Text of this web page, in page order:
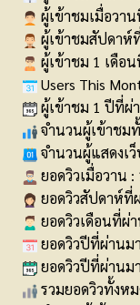
ผู้เข้าชมเมื่อวา
ผู้เข้าชมสัปดาห์
ผู้เข้าชม 1 เดือ
Users This
ผู้เข้าชม 1 ปีที่ผ่
จำนวนผู้เข้าชม
จำนวนผู้แสดงเ
ยอดวิวเมื่อวาน :
ยอดวิวสัปดาห์ที่
ยอดวิวเดือนที่ผ่
ยอดวิวปีที่ผ่านม
ยอดวิวปีที่ผ่านม
รวมยอดวิวทั้งห